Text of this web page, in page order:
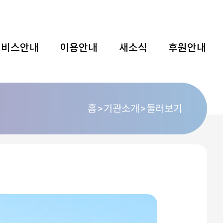
스안내 이용안내 새소식 후원안내
홈 기관소개 둘러보기